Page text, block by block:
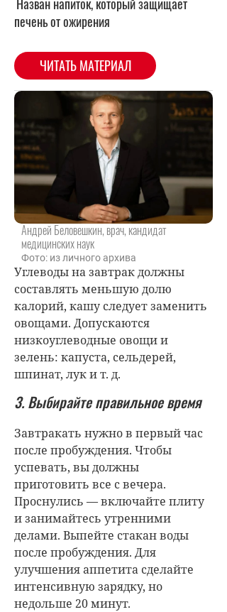
печень от ожирения
ЧИТАТЬ МАТЕРИАЛ
Андрей Беловешкин, врач, кандидат
медицинских наук
Фото: из личного архива
Углеводы на завтрак должны
составлять меньшую долю
калорий, кашу следует заменить
овощами. Допускаются
низкоуглеводные овощи и
зелень: капуста, сельдерей,
шпинат, лук и т. д.
3. Выбирайте правильное время
Завтракать нужно в первый час
после пробуждения. Чтобы
успевать, вы должны
приготовить все с вечера.
Проснулись — включайте плиту
и занимайтесь утренними
делами. Выпейте стакан воды
после пробуждения. Для
улучшения аппетита сделайте
интенсивную зарядку, но
недольше 20 минут.